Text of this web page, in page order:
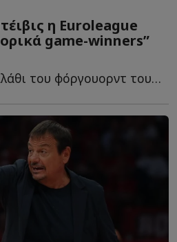
η Euroleague
game-winners”
To βίντεο από το καλάθι του φόργουορντ του Παναθηναϊκού, π...